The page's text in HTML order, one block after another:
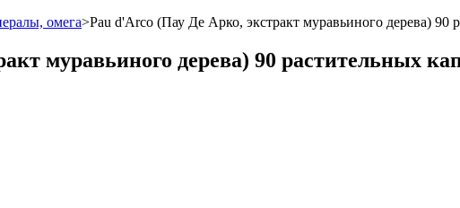
омега>Pau d'Arco (Пау Де Арко, экстракт муравьиного дерева) 90
муравьиного дерева) 90 растительных